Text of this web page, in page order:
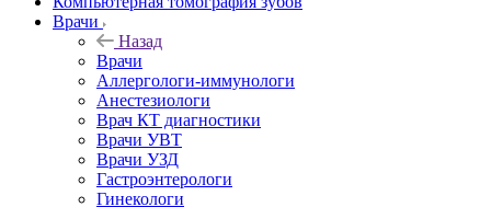
Врачи
Назад
Врачи
Аллергологи-иммунологи
Анестезиологи
Врач КТ диагностики
Врачи УВТ
Врачи УЗД
Гастроэнтерологи
Гинекологи